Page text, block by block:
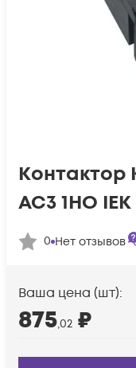
Контактор
АС3 1НО IEK
0 Нет отзывов
Ваша цена (шт):
875,02 ₽